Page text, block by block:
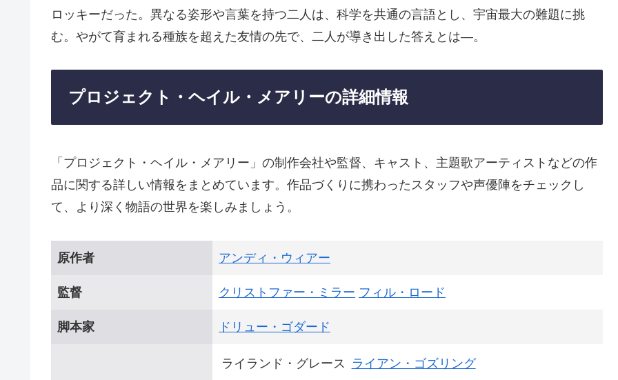
ロッキーだった。異なる姿形や言葉を持つ二人は、科学を共通の言語とし、宇宙最大の難題に挑
む。やがて育まれる種族を超えた友情の先で、二人が導き出した答えとは—。
プロジェクト・ヘイル・メアリーの詳細情報
「プロジェクト・ヘイル・メアリー」の制作会社や監督、キャスト、主題歌アーティストなどの作
品に関する詳しい情報をまとめています。作品づくりに携わったスタッフや声優陣をチェックし
て、より深く物語の世界を楽しみましょう。
原作者 アンディ・ウィアー
監督 クリストファー・ミラー フィル・ロード
脚本家 ドリュー・ゴダード
ライランド・グレース
ライアン・ゴズリング